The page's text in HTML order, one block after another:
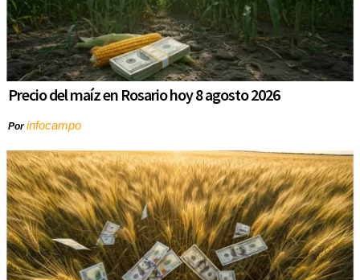
Precio del maíz en Rosario hoy 8 agosto 2026
Porinfocampo